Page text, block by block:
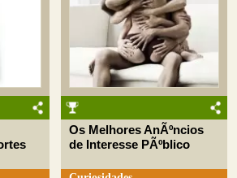
Os Melhores AnÃºncios
de Interesse PÃºblico